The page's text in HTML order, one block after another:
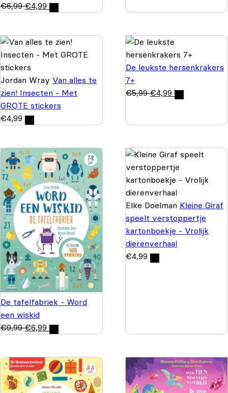
€6,99 €4,99
Jordan Wray Van alles te
zien! Insecten - Met
GROTE stickers
€4,99
De leukste hersenkrakers
7+
€5,99 €4,99
De tafelfabriek - Word
een wiskid
€9,99 €6,99
Elke Doelman Kleine Giraf
speelt verstoppertje
kartonboekje - Vrolijk
dierenverhaal
€4,99